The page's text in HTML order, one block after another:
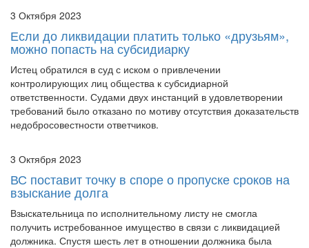
можно попасть на субсидиарку
Истец обратился в суд с иском о привлечении
контролирующих лиц общества к субсидиарной
ответственности. Судами двух инстанций в удовлетворении
требований было отказано по мотиву отсутствия доказательств
недобросовестности ответчиков.
3 Октября 2023
взыскание долга
Взыскательница по исполнительному листу не смогла
получить истребованное имущество в связи с ликвидацией
должника. Спустя шесть лет в отношении должника была
инициирована процедура распределения имущества, при
этом взыскательница к ней допущена не бы...